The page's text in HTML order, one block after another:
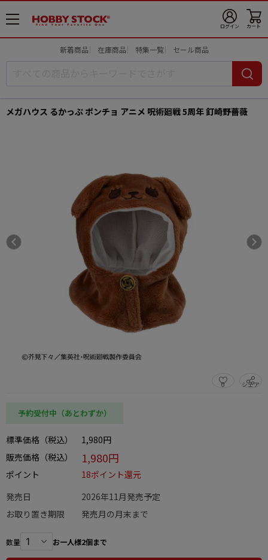
メ
ニ
ログイン カート
新着商品 在庫商品 特集一覧 セール商品
メガハウス るかっぷ ポンチョ アニメ 呪術廻戦 5周年 釘崎野薔薇
0 シェア
この商品をシェアする
予約受付中（あとわずか）
標準価格（税込）
1,980円
販売価格（税込）
1,980円
ポイント
18ポイント還元
発売日
2026年11月発売予定
お取り置き期限
発売月の月末まで
数量 お一人様2個まで